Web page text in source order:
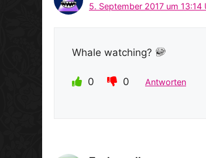
5. September 2017 um 13:14
Whale watching?
0 0 Antworten